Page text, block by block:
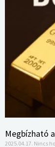
Megbízható
2025.04.17. Nincs